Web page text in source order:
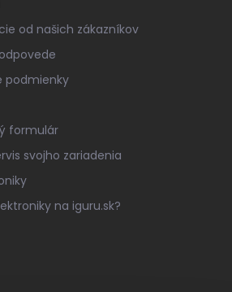
od našich zákazníkov
podmienky
formulár
svojho zariadenia
na iguru.sk?